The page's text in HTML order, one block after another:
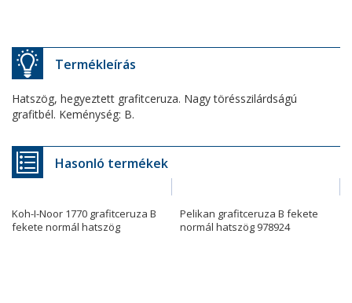
Termékleírás
Hatszög, hegyeztett grafitceruza. Nagy törésszilárdságú
grafitbél. Keménység: B.
Hasonló termékek
Koh-I-Noor 1770 grafitceruza B
fekete normál hatszög
Pelikan grafitceruza B fekete
normál hatszög 978924